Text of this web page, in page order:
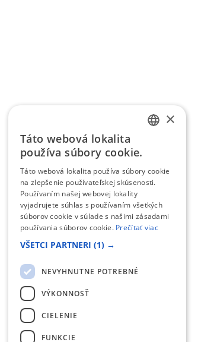
×
Táto webová lokalita
používa súbory cookie.
Táto webová lokalita používa súbory cookie
na zlepšenie používateľskej skúsenosti.
Používaním našej webovej lokality
vyjadrujete súhlas s používaním všetkých
súborov cookie v súlade s našimi zásadami
používania súborov cookie. Prečítať viac
VŠETCI PARTNERI (1) →
NEVYHNUTNE POTREBNÉ
VÝKONNOSŤ
CIELENIE
FUNKCIE